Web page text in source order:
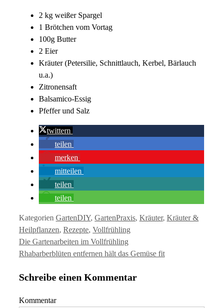
2 kg weißer Spargel
1 Brötchen vom Vortag
100g Butter
2 Eier
Kräuter (Petersilie, Schnittlauch, Kerbel, Bärlauch
u.a.)
Zitronensaft
Balsamico-Essig
Pfeffer und Salz
twittern
teilen
merken
mitteilen
teilen
teilen
Kategorien GartenDIY, GartenPraxis, Kräuter, Kräuter &
Heilpflanzen, Rezepte, Vollfrühling
Die Gartenarbeiten im Vollfrühling
Rhabarberblüten entfernen hält das Gemüse fit
Schreibe einen Kommentar
Kommentar